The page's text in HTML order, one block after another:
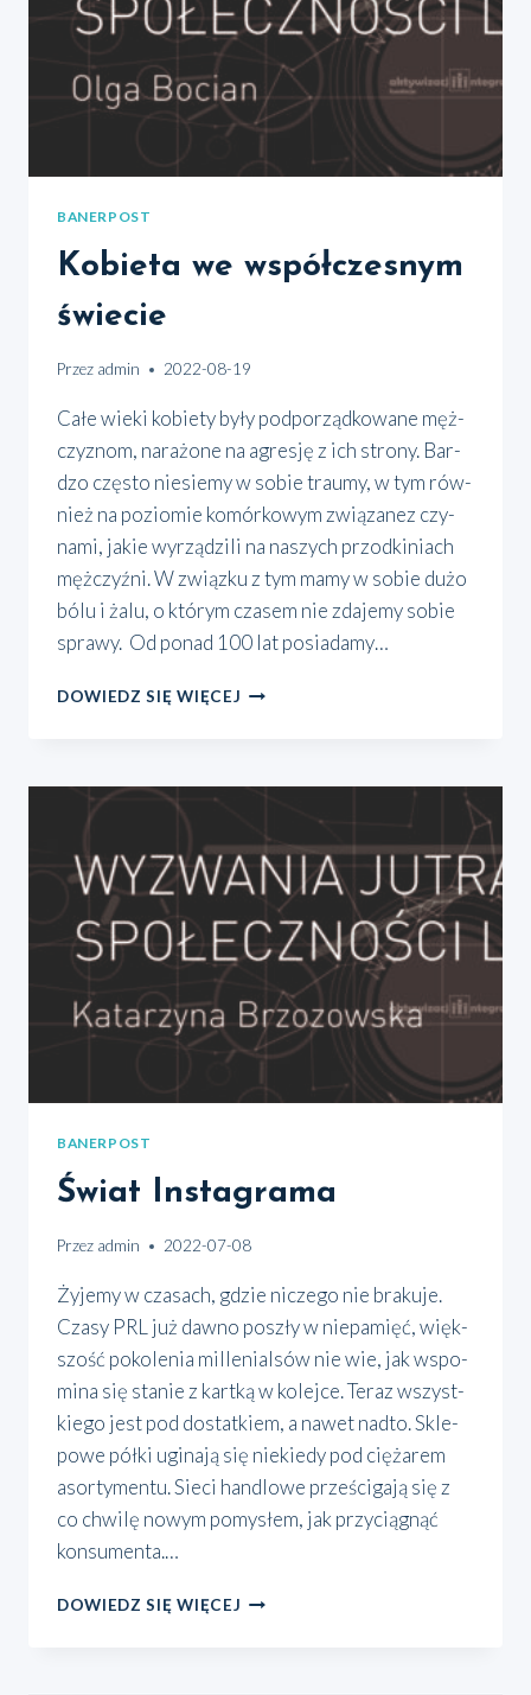
BANERPOST
Kobieta we współczesnym
świecie
Przez admin 2022-08-19
Całe wie­ki kobie­ty były pod­po­rząd­ko­wa­ne męż­
czy­znom, nara­żo­ne na agre­sję z ich stro­ny. Bar­
dzo czę­sto nie­sie­my w sobie trau­my, w tym rów­
nież na pozio­mie komór­ko­wym zwią­za­nez czy­
na­mi, jakie wyrzą­dzi­li na naszych przod­ki­niach
męż­czyź­ni. W związ­ku z tym mamy w sobie dużo
bólu i żalu, o któ­rym cza­sem nie zda­je­my sobie
spra­wy. Od ponad 100 lat posia­da­my…
DOWIEDZ SIĘ WIĘCEJ KOBIETA
BANERPOST
Świat Instagrama
Przez admin 2022-07-08
Żyje­my w cza­sach, gdzie nicze­go nie bra­ku­je.
Cza­sy PRL już daw­no poszły w nie­pa­mięć, więk­
szość poko­le­nia mil­le­nial­sów nie wie, jak wspo­
mi­na się sta­nie z kart­ką w kolej­ce. Teraz wszyst­
kie­go jest pod dostat­kiem, a nawet nad­to. Skle­
po­we pół­ki ugi­na­ją się nie­kie­dy pod cię­ża­rem
asor­ty­men­tu. Sie­ci han­dlo­we prze­ści­ga­ją się z
co chwi­lę nowym pomy­słem, jak przy­cią­gnąć
kon­su­men­ta.…
DOWIEDZ SIĘ WIĘCEJ ŚWIAT